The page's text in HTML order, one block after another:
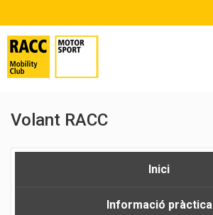
Volant RACC
Inici
Informació pràctica